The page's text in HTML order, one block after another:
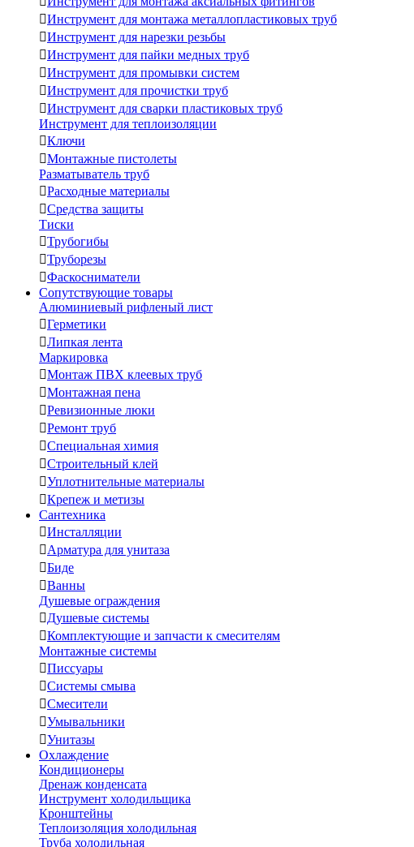
Инструмент для монтажа металлопластиковых труб
Инструмент для нарезки резьбы
Инструмент для пайки медных труб
Инструмент для промывки систем
Инструмент для прочистки труб
Инструмент для сварки пластиковых труб
Инструмент для теплоизоляции
Ключи
Монтажные пистолеты
Разматыватель труб
Расходные материалы
Средства защиты
Тиски
Трубогибы
Труборезы
Фаскосниматели
Сопутствующие товары
Алюминиевый рифленый лист
Герметики
Липкая лента
Маркировка
Монтаж ПВХ клеевых труб
Монтажная пена
Ревизионные люки
Ремонт труб
Специальная химия
Строительный клей
Уплотнительные материалы
Крепеж и метизы
Сантехника
Инсталляции
Арматура для унитаза
Биде
Ванны
Душевые ограждения
Душевые системы
Комплектующие и запчасти к смесителям
Монтажные системы
Писсуары
Системы смыва
Смесители
Умывальники
Унитазы
Охлаждение
Кондиционеры
Дренаж конденсата
Инструмент холодильщика
Кронштейны
Теплоизоляция холодильная
Труба холодильная